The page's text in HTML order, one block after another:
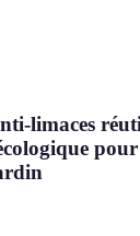
limaces